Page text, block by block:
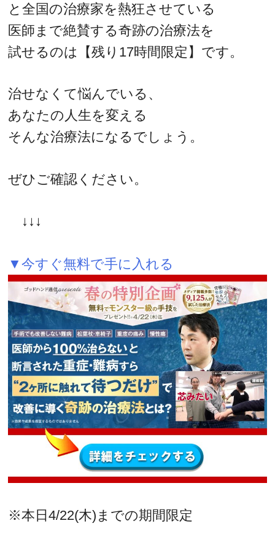
と全国の治療家を熱狂させている
医師まで絶賛する奇跡の治療法を
試せるのは【残り17時間限定】です。
治せなくて悩んでいる、
あなたの人生を変える
そんな治療法になるでしょう。
ぜひご確認ください。
↓↓↓
▼今すぐ無料で手に入れる
※本日4/22(木)までの期間限定